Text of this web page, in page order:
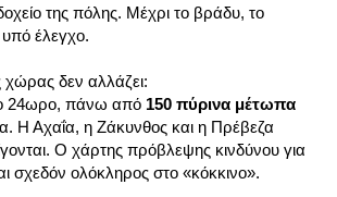
της πόλης. Μέχρι το βράδυ, το
υπό έλεγχο.
χώρας δεν αλλάζει:
24ωρο, πάνω από 150 πύρινα μέτωπα
Η Αχαΐα, η Ζάκυνθος και η Πρέβεζα
Ο χάρτης πρόβλεψης κινδύνου για
σχεδόν ολόκληρος στο «κόκκινο».